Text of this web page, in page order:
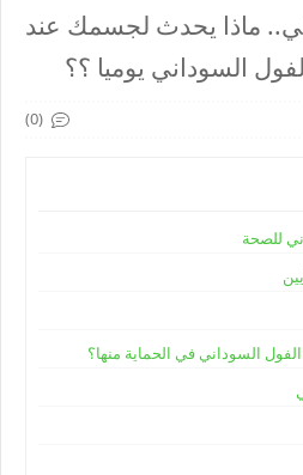
ماذا يحدث لجسمك عند
(0)
للصحة
السوداني في الحماية منها؟